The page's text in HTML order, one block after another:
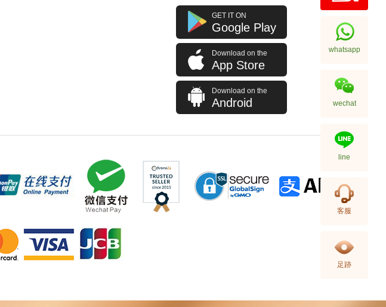
Longchamp 瓏驤 手袋 Le Pliage
L1623089 P95 手提包
880.00
GET IT ON
Google Play
Download on the
App Store
Download on the
Android
whatsapp
wechat
line
客服
足跡